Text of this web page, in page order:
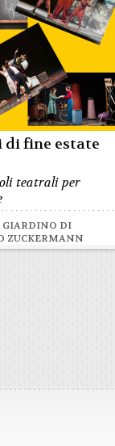
di fine estate
teatrali per
GIARDINO DI
ZUCKERMANN